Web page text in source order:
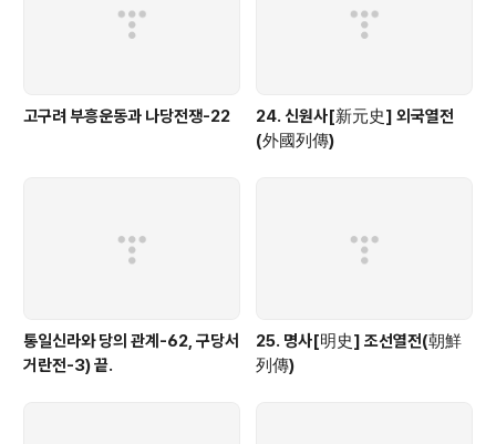
고구려 부흥운동과 나당전쟁-22
24. 신원사[新元史] 외국열전
(外國列傳)
통일신라와 당의 관계-62, 구당서
거란전-3) 끝.
25. 명사[明史] 조선열전(朝鮮
列傳)